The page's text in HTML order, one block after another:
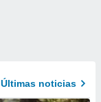
Últimas noticias